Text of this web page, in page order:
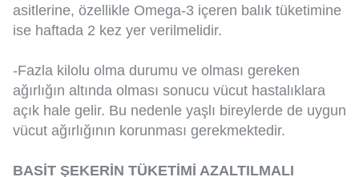
asitlerine, özellikle Omega-3 içeren balık tüketimine
ise haftada 2 kez yer verilmelidir.
-Fazla kilolu olma durumu ve olması gereken
ağırlığın altında olması sonucu vücut hastalıklara
açık hale gelir. Bu nedenle yaşlı bireylerde de uygun
vücut ağırlığının korunması gerekmektedir.
BASİT ŞEKERİN TÜKETİMİ AZALTILMALI